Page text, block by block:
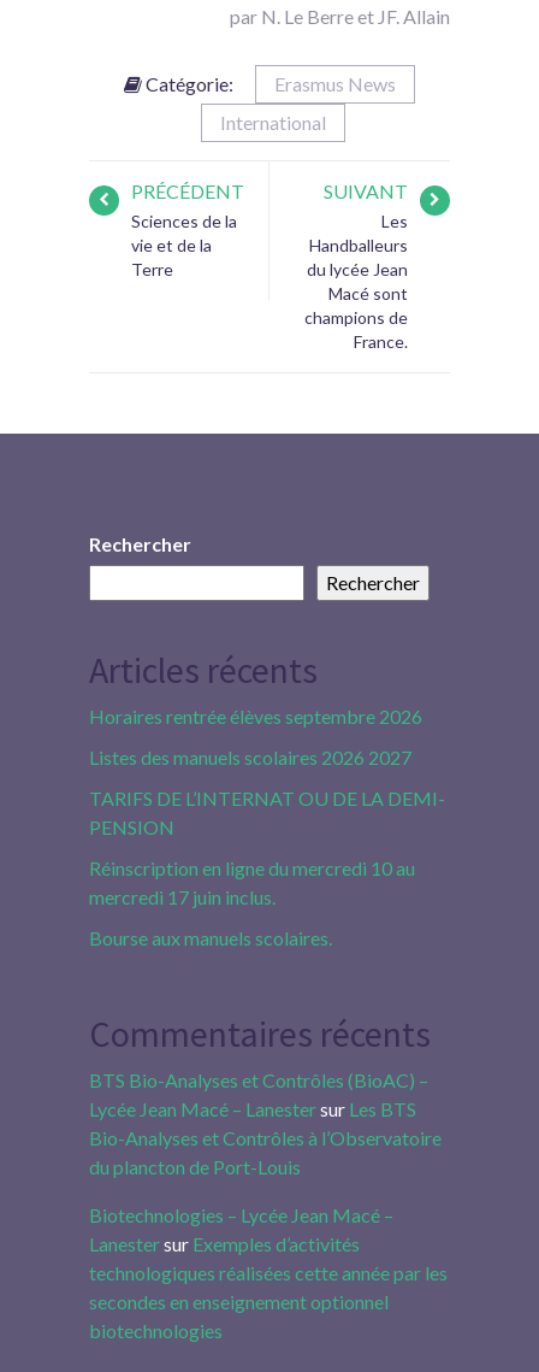
par N. Le Berre et JF. Allain
Catégorie:
Erasmus News
International
PRÉCÉDENT
Sciences de la
vie et de la
Terre
SUIVANT
Les
Handballeurs
du lycée Jean
Macé sont
champions de
France.
Rechercher
Rechercher
Articles récents
Horaires rentrée élèves septembre 2026
Listes des manuels scolaires 2026 2027
TARIFS DE L’INTERNAT OU DE LA DEMI-
PENSION
Réinscription en ligne du mercredi 10 au
mercredi 17 juin inclus.
Bourse aux manuels scolaires.
Commentaires récents
BTS Bio-Analyses et Contrôles (BioAC) –
Lycée Jean Macé – Lanestersur Les BTS
Bio-Analyses et Contrôles à l’Observatoire
du plancton de Port-Louis
Biotechnologies – Lycée Jean Macé –
Lanestersur Exemples d’activités
technologiques réalisées cette année par les
secondes en enseignement optionnel
biotechnologies